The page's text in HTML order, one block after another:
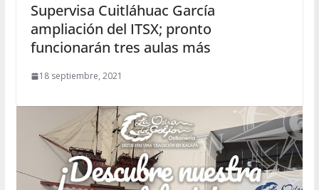
Supervisa Cuitláhuac García
ampliación del ITSX; pronto
funcionarán tres aulas más
18 septiembre, 2021